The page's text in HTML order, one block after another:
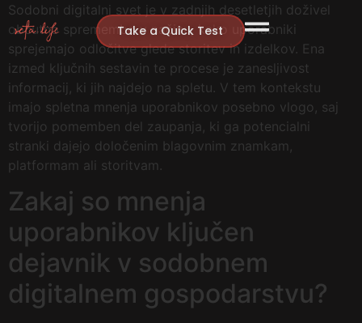
Take a Quick Test
Sodobni digitalni svet je v zadnjih desetletjih doživel
občutno spremembo v načinu, kako uporabniki
sprejemajo odločitve glede storitev in izdelkov. Ena
izmed ključnih sestavin te procese je zanesljivost
informacij, ki jih najdejo na spletu. V tem kontekstu
imajo spletna mnenja uporabnikov posebno vlogo, saj
tvorijo pomemben del zaupanja, ki ga potencialni
stranki dajejo določenim blagovnim znamkam,
platformam ali storitvam.
Zakaj so mnenja
uporabnikov ključen
dejavnik v sodobnem
digitalnem gospodarstvu?